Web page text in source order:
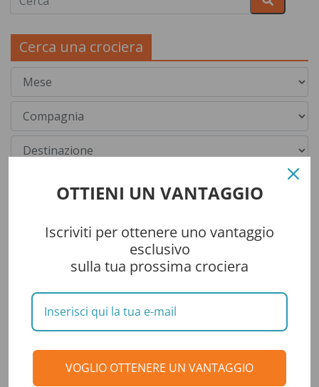
Cerca una crociera
Categorie
CONSIGLI DI VIAGGIO
OTTIENI UN VANTAGGIO
Iscriviti per ottenere uno vantaggio
esclusivo
sulla tua prossima crociera
VOGLIO OTTENERE UN VANTAGGIO